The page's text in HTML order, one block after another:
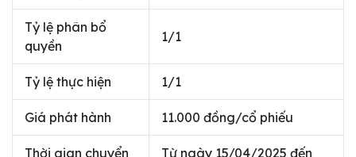
Tỷ lệ phân bổ
quyền
1/1
Tỷ lệ thực hiện 1/1
Giá phát hành 11.000 đồng/cổ phiếu
Thời gian chuyển
Từ ngày 15/04/2025 đến